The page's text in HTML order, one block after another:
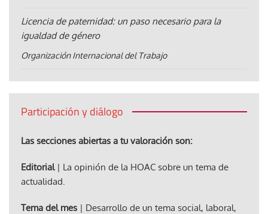
Licencia de paternidad: un paso necesario para la
igualdad de género
Organización Internacional del Trabajo
Participación y diálogo
Las secciones abiertas a tu valoración son:
Editorial| La opinión de la HOAC sobre un tema de
actualidad.
Tema del mes | Desarrollo de un tema social, laboral,